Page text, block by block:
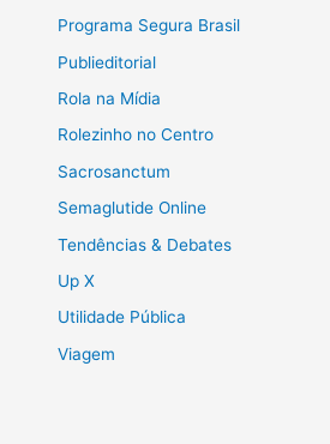
Programa Segura Brasil
Publieditorial
Rola na Mídia
Rolezinho no Centro
Sacrosanctum
Semaglutide Online
Tendências & Debates
Up X
Utilidade Pública
Viagem